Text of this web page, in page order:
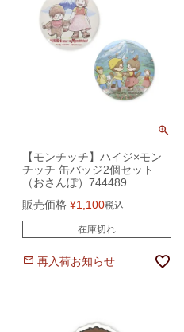
【モンチッチ】ハイジ×モン
チッチ 缶バッジ2個セット
（おさんぽ）744489
販売価格 ¥1,100税込
在庫切れ
再入荷お知らせ